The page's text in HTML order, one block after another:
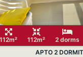
112m² 112m² 2 dorms
APTO 2